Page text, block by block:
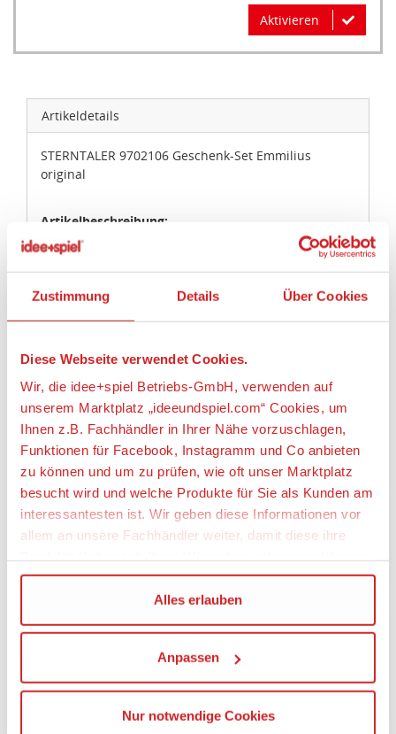
Zustimmung Details Über Cookies
Diese Webseite verwendet Cookies.
Wir, die idee+spiel Betriebs-GmbH, verwenden auf
unserem Marktplatz „ideeundspiel.com“ Cookies, um
Ihnen z.B. Fachhändler in Ihrer Nähe vorzuschlagen,
Funktionen für Facebook, Instagramm und Co anbieten
zu können und um zu prüfen, wie oft unser Marktplatz
besucht wird und welche Produkte für Sie als Kunden am
interessantesten ist. Wir geben diese Informationen vor
allem an unsere Fachhändler weiter, damit diese ihre
Wir verwenden den Google Tag Manager um weitere
Dienste einzubinden.
Wenn Sie auf „Alles erlauben“, klicken, werden ein Teil
Ihrer personenbezogener Daten in die USA übertragen.
Die USA ist ein Drittland, dass nicht von einem
Alles erlauben
Anpassen
Nur notwendige Cookies
Aktivieren
Artikeldetails
STERNTALER 9702106 Geschenk-Set Emmilius
original
Artikelbeschreibung:
Schmusetuch und Kinderhandtuch
Schmusetuch: Flausch: 100 % Polyester; Polycotton:
60 % Baumwolle, 40 % Polyester; Jersey: 100 %
Baumwolle; Kinderhandtuch: Frottee: 100 %
Artikeleigenschaften:
Ab Geburt
Angaben zur Produktsicherheit:
Hersteller:
Sterntaler GmbH, Werkstraße 6-8, 65599
https://www.sterntaler.com,
service@sterntaler.com
Material
Schmusetuch: Flausch: 100 % Polyester;
Polycotton: 60 % Baumwolle, 40 % Polyester;